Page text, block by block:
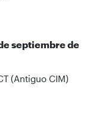
septiembre de
(Antiguo CIM)